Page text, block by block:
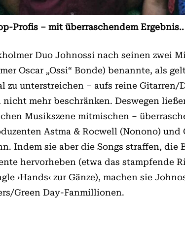
Profis – mit überraschendem Ergebnis..
Duo Johnossi nach seinen zwei
Oscar „Ossi“ Bonde) benannte, als
zu unterstreichen – aufs reine Gitarren/
mehr beschränken. Deswegen
Musikszene mitmischen –
Astma & Rocwell (Nonono)
Indem sie aber die Songs straffen,
hervorheben (etwa das stampfende
›Hands‹ zur Gänze), machen sie
Green Day-Fanmillionen.